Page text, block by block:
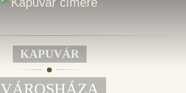
KAPUVÁR
VÁROSHÁZA